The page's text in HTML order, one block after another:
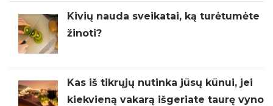
Kivių nauda sveikatai, ką turėtumėte
žinoti?
Kas iš tikrųjų nutinka jūsų kūnui, jei
kiekvieną vakarą išgeriate taurę vyno